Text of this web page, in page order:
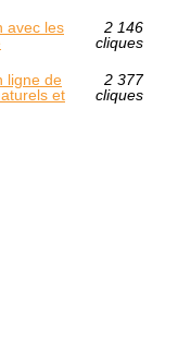
avec les
2 146
cliques
ligne de
et
2 377
cliques